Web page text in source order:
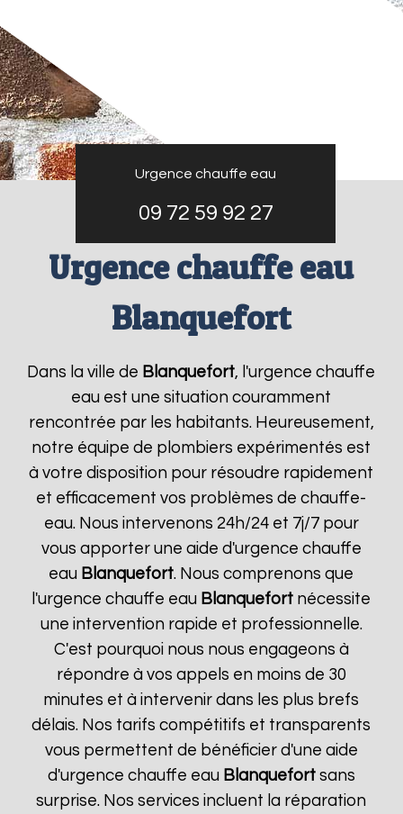
Urgence chauffe eau
09 72 59 92 27
Urgence chauffe eau
Blanquefort
Dans la ville de Blanquefort, l'urgence chauffe
eau est une situation couramment
rencontrée par les habitants. Heureusement,
notre équipe de plombiers expérimentés est
à votre disposition pour résoudre rapidement
et efficacement vos problèmes de chauffe-
eau. Nous intervenons 24h/24 et 7j/7 pour
vous apporter une aide d'urgence chauffe
eau Blanquefort. Nous comprenons que
l'urgence chauffe eau Blanquefort nécessite
une intervention rapide et professionnelle.
C'est pourquoi nous nous engageons à
répondre à vos appels en moins de 30
minutes et à intervenir dans les plus brefs
délais. Nos tarifs compétitifs et transparents
vous permettent de bénéficier d'une aide
d'urgence chauffe eau Blanquefortsans
surprise. Nos services incluent la réparation